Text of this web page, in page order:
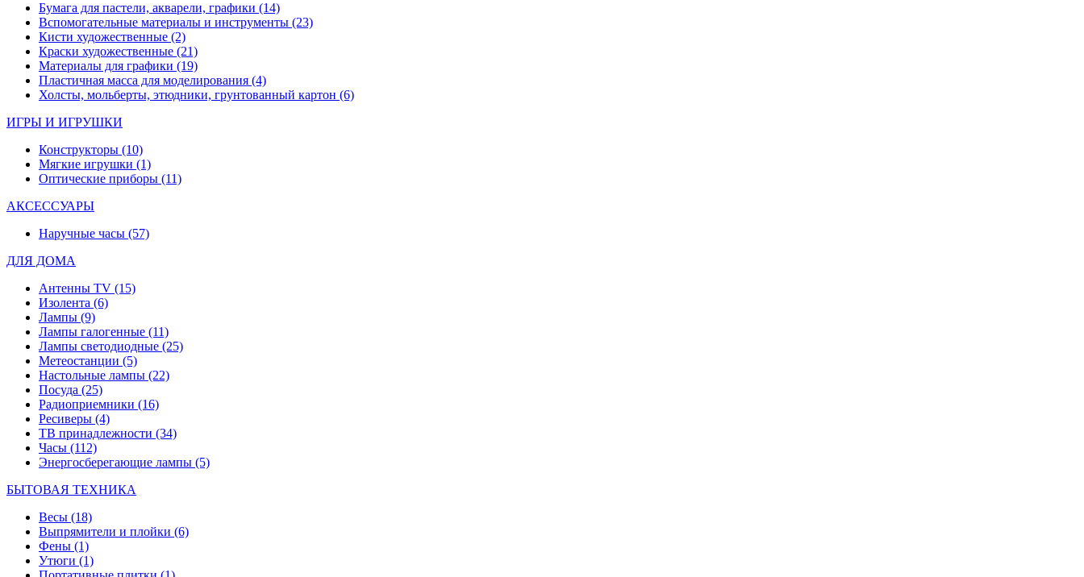
Бумага для пастели, акварели, графики (14)
Вспомогательные материалы и инструменты (23)
Кисти художественные (2)
Краски художественные (21)
Материалы для графики (19)
Пластичная масса для моделирования (4)
Холсты, мольберты, этюдники, грунтованный картон (6)
ИГРЫ И ИГРУШКИ
Конструкторы (10)
Мягкие игрушки (1)
Оптические приборы (11)
АКСЕССУАРЫ
Наручные часы (57)
ДЛЯ ДОМА
Антенны TV (15)
Изолента (6)
Лампы (9)
Лампы галогенные (11)
Лампы светодиодные (25)
Метеостанции (5)
Настольные лампы (22)
Посуда (25)
Радиоприемники (16)
Ресиверы (4)
ТВ принадлежности (34)
Часы (112)
Энергосберегающие лампы (5)
БЫТОВАЯ ТЕХНИКА
Весы (18)
Выпрямители и плойки (6)
Фены (1)
Утюги (1)